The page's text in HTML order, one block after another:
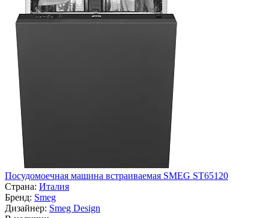
Посудомоечная машина встраиваемая SMEG ST65120
Страна: Италия
Бренд: Smeg
Дизайнер: Smeg Design